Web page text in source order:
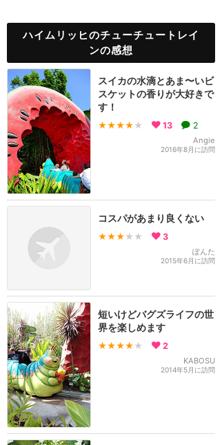
ハイムリッヒのチューチュートレイ
ンの感想
スイカの水滴とあま〜いビ
スケットの香りが大好きで
す！
★★★★ ★ 13 2
Angie
2016年8月に訪問
コスパがあまり良くない
★★★ ★★ 3
ぽんた
2015年6月に訪問
短いけどバグズライフの世
界を楽しめます
★★★★ ★ 2
KABOSU
2014年5月に訪問